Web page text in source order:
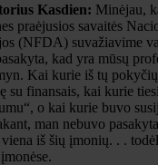
Kasdien: Minėjau,
praėjusios savaitės
(NFDA) suvažiavime
kad yra mūsų
Kai kurie iš tų
su finansais, kai kurie
o kai kurie buvo
man nebuvo
iš šių įmonių. . .